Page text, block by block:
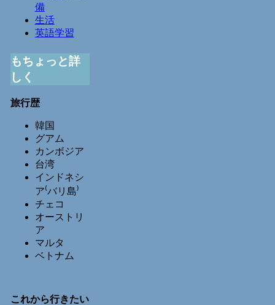
備
生活
英語学習
もちょっと詳
しく
旅行歴
韓国
グアム
カンボジア
台湾
インドネシ
ア⁽バリ島⁾
チェコ
オーストリ
ア
マルタ
ベトナム
これから行きたい